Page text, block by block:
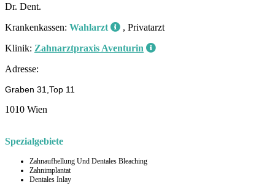
Dr. Dent.
Krankenkassen: Wahlarzt
, Privatarzt
Klinik: Zahnarztpraxis Aventurin
Adresse:
Graben 31,Top 11
1010 Wien
Spezialgebiete
Zahnaufhellung Und Dentales Bleaching
Zahnimplantat
Dentales Inlay